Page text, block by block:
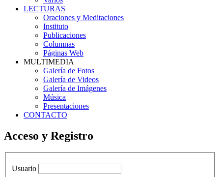
LECTURAS
Oraciones y Meditaciones
Instituto
Publicaciones
Columnas
Páginas Web
MULTIMEDIA
Galería de Fotos
Galería de Videos
Galería de Imágenes
Música
Presentaciones
CONTACTO
Acceso y Registro
Usuario